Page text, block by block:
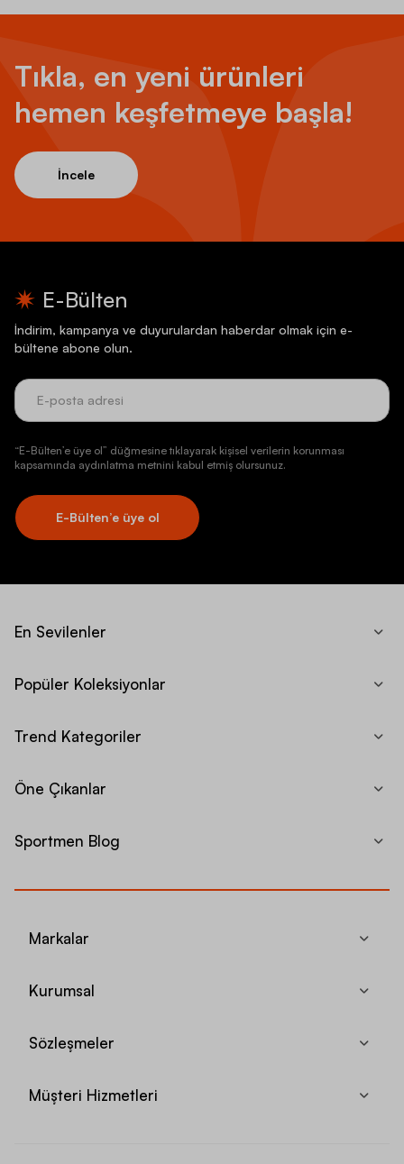
Tıkla, en yeni ürünleri
hemen keşfetmeye başla!
İncele
E-Bülten
İndirim, kampanya ve duyurulardan haberdar olmak için e-
bültene abone olun.
“E-Bülten’e üye ol” düğmesine tıklayarak kişisel verilerin korunması
kapsamında aydınlatma metnini kabul etmiş olursunuz.
E-Bülten’e üye ol
En Sevilenler
Popüler Koleksiyonlar
Trend Kategoriler
Öne Çıkanlar
Sportmen Blog
Markalar
Kurumsal
Sözleşmeler
Müşteri Hizmetleri